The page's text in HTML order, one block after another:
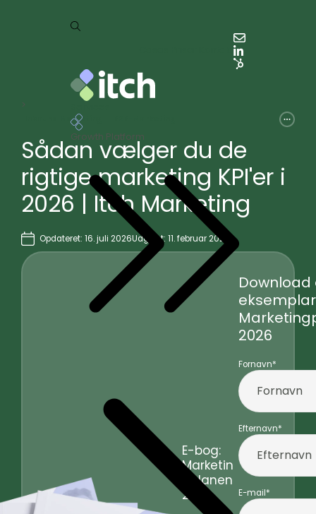
Growth Platform
>
Inbound Marketing
Sådan vælger du de
rigtige marketing KPI'er i
2026 | Itch Marketing
Opdateret: 16. juli 2026Udgivet: 11. februar 2026
E-bog:
Marketin
gplanen
2026
Download
2026
Fornavn*
Efternavn*
E-mail*